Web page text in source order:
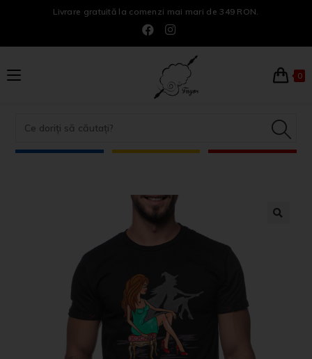
Livrare gratuită la comenzi mai mari de 349 RON.
0